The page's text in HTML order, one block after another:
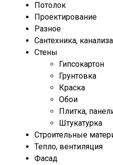
Потолок
Проектирование
Разное
Сантехника,
Стены
Гипсокартон
Грунтовка
Краска
Обои
Плитка,
Штукатурка
Строительные
Тепло, вентиляция
Фасад